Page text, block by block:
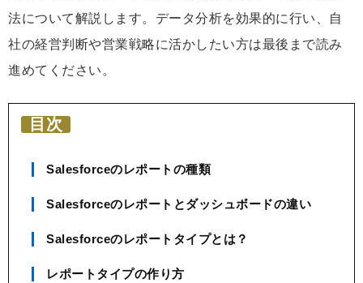
法について解説します。データ分析を効果的に行い、自
社の経営判断や営業戦略に活かしたい方は最後まで読み
進めてください。
目次
Salesforceのレポートの種類
Salesforceのレポートとダッシュボードの違い
Salesforceのレポートタイプとは？
レポートタイプの作り方